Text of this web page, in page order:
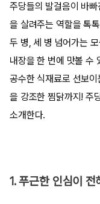
주당들의 발걸음이 바
을 살려주는 역할을 톡
두 병, 세 병 넘어가는
내장을 한 번에 맛볼 수
공수한 식재료로 선보
을 강조한 찜닭까지! 주
소개한다.
1. 푸근한 인심이 전